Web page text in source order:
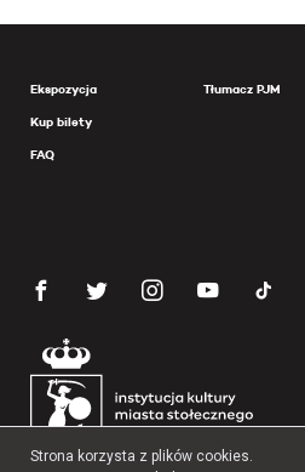
Ekspozycja
Kup bilety
FAQ
Tłumacz PJM
Strona korzysta z plików cookies.